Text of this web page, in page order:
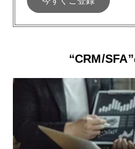
“CRM/SFA”